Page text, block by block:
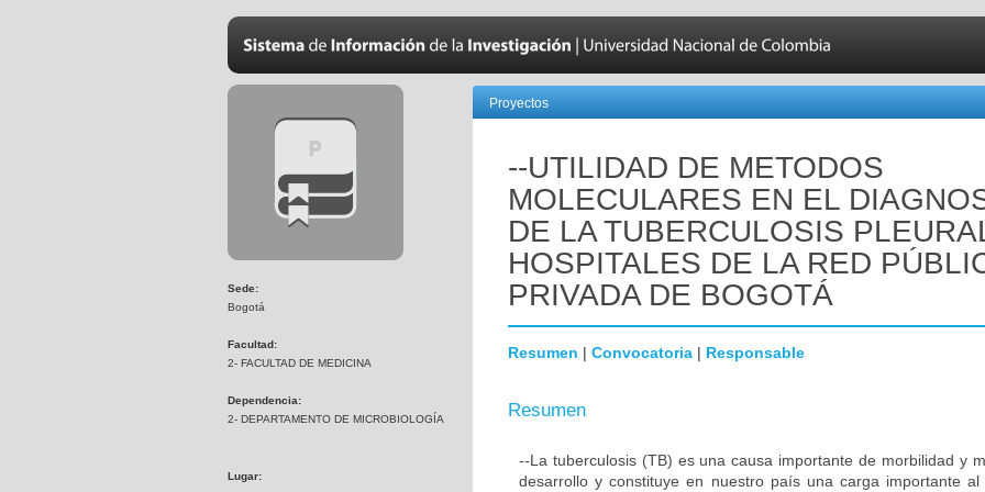
Sede:
Bogotá
Facultad:
2- FACULTAD DE MEDICINA
Dependencia:
2- DEPARTAMENTO DE MICROBIOLOGÍA
Lugar:
Proyectos
--UTILIDAD DE METODOS
MOLECULARES EN EL
DE LA TUBERCULOSIS
HOSPITALES DE LA RED
PRIVADA DE BOGOTÁ
Resumen | Convocatoria | Responsable
Resumen
--La tuberculosis (TB) es una causa importante de morbilidad y
desarrollo y constituye en nuestro país una carga importante